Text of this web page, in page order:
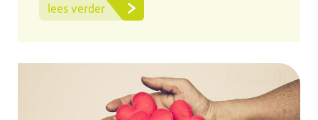
lees verder